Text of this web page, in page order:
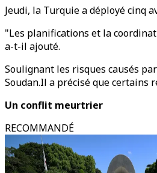
Jeudi, la Turquie a déployé cinq
"Les planifications et la
a-t-il ajouté.
Soulignant les risques causés
Soudan.Il a précisé que certains
Un conflit meurtrier
RECOMMANDÉ